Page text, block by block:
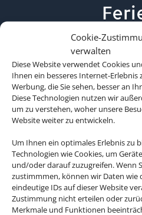
Cookie-
verwalten
Diese Website verwendet Cookies
Ihnen ein besseres Internet-Erlebnis
Werbung, die Sie sehen, besser an
Diese Technologien nutzen wir
um zu verstehen, woher unsere
Website weiter zu entwickeln.
Um Ihnen ein optimales Erlebnis zu
Technologien wie Cookies, um
und/oder darauf zuzugreifen. Wenn
zustimmmen, können wir Daten wie
eindeutige IDs auf dieser Website
Zustimmung nicht erteilen oder
Merkmale und Funktionen